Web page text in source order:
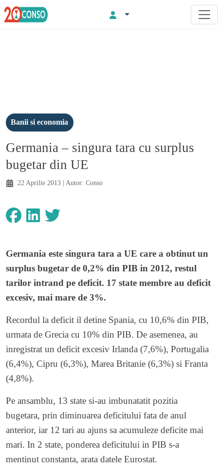
Banii si economia
Germania – singura tara cu surplus
bugetar din UE
22 Aprilie 2013 | Autor: Conso
Germania este singura tara a UE care a obtinut un
surplus bugetar de 0,2% din PIB in 2012, restul
tarilor intrand pe deficit. 17 state membre au deficit
excesiv, mai mare de 3%.
Recordul la deficit il detine Spania, cu 10,6% din PIB,
urmata de Grecia cu 10% din PIB. De asemenea, au
inregistrat un deficit excesiv Irlanda (7,6%), Portugalia
(6,4%), Cipru (6,3%), Marea Britanie (6,3%) si Franta
(4,8%).
Pe ansamblu, 13 state si-au imbunatatit pozitia
bugetara, prin diminuarea deficitului fata de anul
anterior, iar 12 tari au ajuns sa acumuleze deficite mai
mari. In 2 state, ponderea deficitului in PIB s-a
mentinut constanta, arata datele Eurostat.